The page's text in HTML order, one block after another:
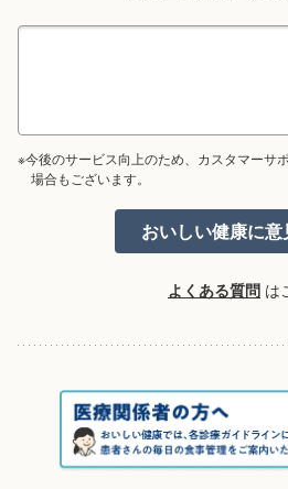
※今後のサービス向上のため、カスタマーサ
場合もございます。
よくある質問 は